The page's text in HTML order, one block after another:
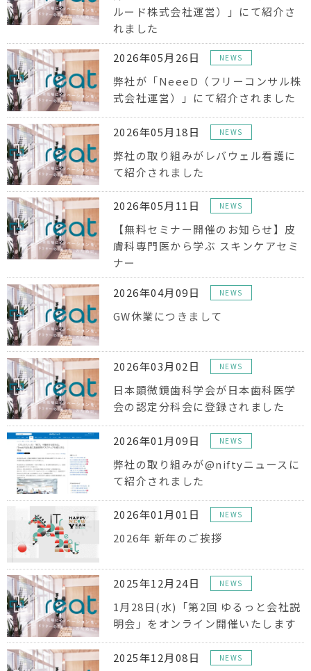
ルード株式会社運営）」にて紹介さ
れました
2026年05月26日 NEWS
弊社が「NeeeD（フリーコンサル株
式会社運営）」にて紹介されました
2026年05月18日 NEWS
弊社の取り組みがレバウェル看護に
て紹介されました
2026年05月11日 NEWS
【無料セミナー開催のお知らせ】皮
膚科専門医から学ぶ スキンケアセミ
ナー
2026年04月09日 NEWS
GW休業につきまして
2026年03月02日 NEWS
日本顕微鏡歯科学会が日本歯科医学
会の認定分科会に登録されました
2026年01月09日 NEWS
弊社の取り組みが@niftyニュースに
て紹介されました
2026年01月01日 NEWS
2026年 新年のご挨拶
2025年12月24日 NEWS
1月28日(水)「第2回 ゆるっと会社説
明会」をオンライン開催いたします
2025年12月08日 NEWS